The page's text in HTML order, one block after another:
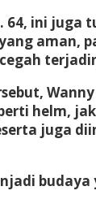
64, ini juga
aman,
helm,
juga